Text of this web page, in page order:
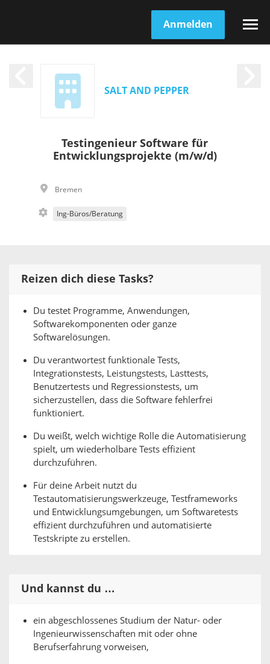
Anmelden
SALT AND PEPPER
Testingenieur Software für
Entwicklungsprojekte (m/w/d)
Bremen
Ing-Büros/Beratung
Reizen dich diese Tasks?
Du testet Programme, Anwendungen,
Softwarekomponenten oder ganze
Softwarelösungen.
Du verantwortest funktionale Tests,
Integrationstests, Leistungstests, Lasttests,
Benutzertests und Regressionstests, um
sicherzustellen, dass die Software fehlerfrei
funktioniert.
Du weißt, welch wichtige Rolle die Automatisierung
spielt, um wiederholbare Tests effizient
durchzuführen.
Für deine Arbeit nutzt du
Testautomatisierungswerkzeuge, Testframeworks
und Entwicklungsumgebungen, um Softwaretests
effizient durchzuführen und automatisierte
Testskripte zu erstellen.
Und kannst du …
ein abgeschlossenes Studium der Natur- oder
Ingenieurwissenschaften mit oder ohne
Berufserfahrung vorweisen,